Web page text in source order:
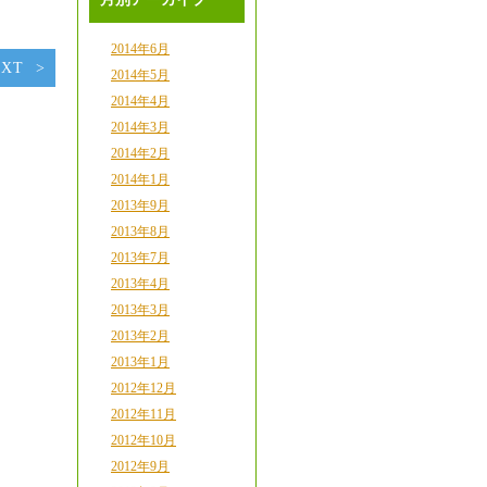
2014年6月
2014年5月
2014年4月
2014年3月
2014年2月
2014年1月
2013年9月
2013年8月
2013年7月
2013年4月
2013年3月
2013年2月
2013年1月
2012年12月
2012年11月
2012年10月
2012年9月